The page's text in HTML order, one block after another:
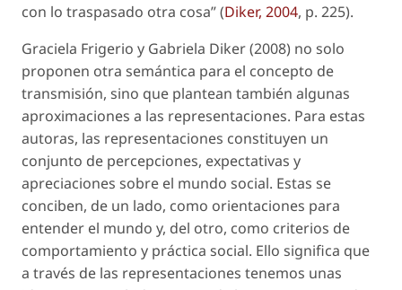
con lo traspasado otra cosa” (Diker, 2004, p. 225).
Graciela Frigerio y Gabriela Diker (2008) no solo
proponen otra semántica para el concepto de
transmisión, sino que plantean también algunas
aproximaciones a las representaciones. Para estas
autoras, las representaciones constituyen un
conjunto de percepciones, expectativas y
apreciaciones sobre el mundo social. Estas se
conciben, de un lado, como orientaciones para
entender el mundo y, del otro, como criterios de
comportamiento y práctica social. Ello significa que
a través de las representaciones tenemos unas